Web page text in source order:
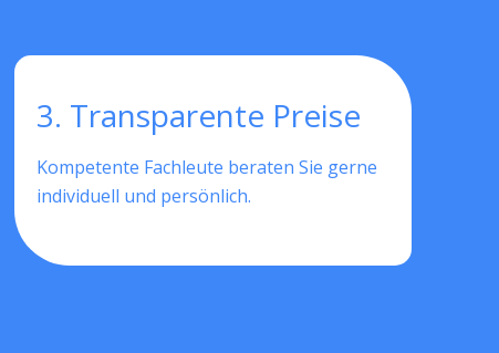
3. Transparente Preise
Kompetente Fachleute beraten Sie gerne
individuell und persönlich.